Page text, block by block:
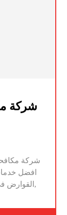
شركة
افضل
,القوارض